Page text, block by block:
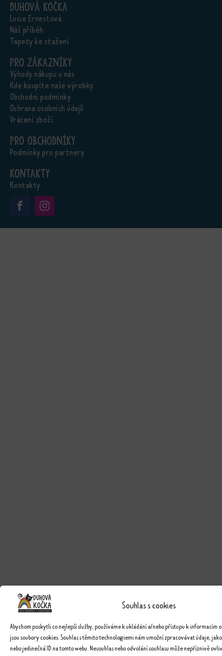
Souhlas s cookies
Abychom poskytli co nejlepší služby, používáme k ukládání a/nebo přístupu k informacím
jsou soubory cookies. Souhlas s těmito technologiemi nám umožní zpracovávat údaje,
nebo jedinečná ID na tomto webu. Nesouhlas nebo odvolání souhlasu může nepříznivě
Duhová kočka
Lucie Ernestová
Náš příběh
Tapety ke stažení
Pro zákazníky
Výhody nákupu u nás
Kde koupíte naše výrobky
Obchodní podmínky
Ochrana osobních údajů
Vrácení zboží
Pro obchodníky
Podmínky pro partnery
Kontakty
Kontakty